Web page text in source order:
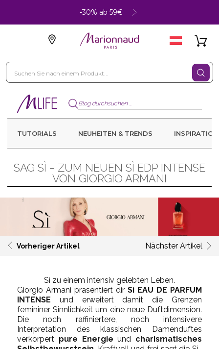
-30% ab 59€
TUTORIALS NEUHEITEN & TRENDS INSPIRATION
SAG SÌ – ZUM NEUEN SÌ EDP INTENSE
VON GIORGIO ARMANI
Vorheriger Artikel Nächster Artikel
Sì zu einem intensiv gelebten Leben.
Giorgio Armani präsentiert dir Sì EAU DE PARFUM
INTENSE und erweitert damit die Grenzen
femininer Sinnlichkeit um eine neue Duftdimension.
Die noch raffiniertere, noch intensivere
Interpretation des klassischen Damenduftes
verkörpert pure Energie und charismatisches